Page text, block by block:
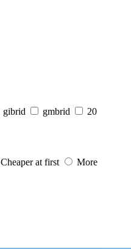
gibrid gmbrid 20
Cheaper at first
More